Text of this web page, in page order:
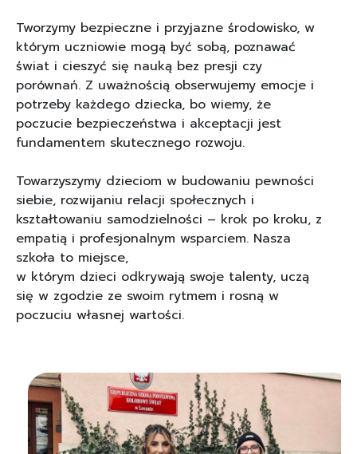
Tworzymy bezpieczne i przyjazne środowisko, w
którym uczniowie mogą być sobą, poznawać
świat i cieszyć się nauką bez presji czy
porównań. Z uważnością obserwujemy emocje i
potrzeby każdego dziecka, bo wiemy, że
poczucie bezpieczeństwa i akceptacji jest
fundamentem skutecznego rozwoju.
Towarzyszymy dzieciom w budowaniu pewności
siebie, rozwijaniu relacji społecznych i
kształtowaniu samodzielności – krok po kroku, z
empatią i profesjonalnym wsparciem. Nasza
szkoła to miejsce,
w którym dzieci odkrywają swoje talenty, uczą
się w zgodzie ze swoim rytmem i rosną w
poczuciu własnej wartości.